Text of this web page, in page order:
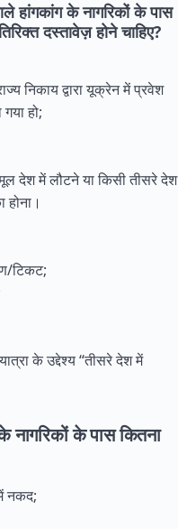
हांगकांग के नागरिकों के पास
दस्तावेज़ होने चाहिए?
निकाय द्वारा यूक्रेन में प्रवेश
हो;
देश में लौटने या किसी तीसरे देश
होना।
टिकट;
के उद्देश्य “तीसरे देश में
के पास कितना
में नकद;